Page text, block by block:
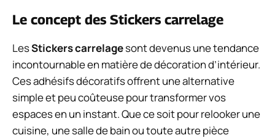
Le concept des Stickers carrelage
LesStickers carrelagesont devenus une tendance
incontournable en matière de décoration d’intérieur.
Ces adhésifs décoratifs offrent une alternative
simple et peu coûteuse pour transformer vos
espaces en un instant. Que ce soit pour relooker une
cuisine, une salle de bain ou toute autre pièce